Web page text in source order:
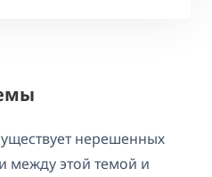
нерешенных
между этой темой и